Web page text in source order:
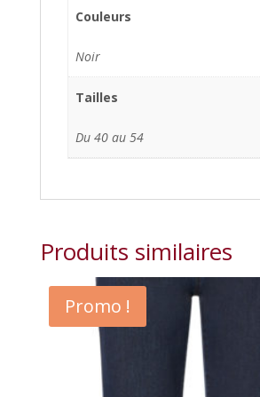
Couleurs
Noir
Tailles
Du 40 au 54
Produits similaires
Promo !